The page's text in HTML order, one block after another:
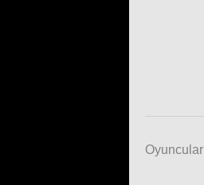
Oyuncular